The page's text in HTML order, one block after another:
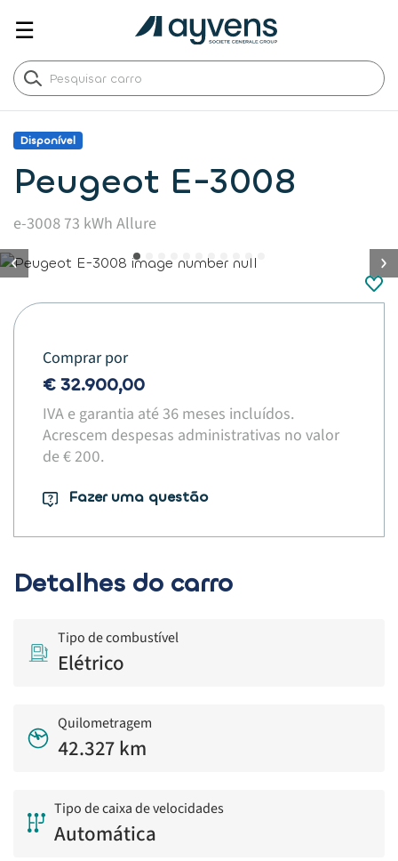
☰
Disponível
Peugeot E-3008
e-3008 73 kWh Allure
button.previous
Comprar por
€ 32.900,00
IVA e garantia até 36 meses incluídos.
Acrescem despesas administrativas no valor
de € 200.​
Fazer uma questão
Detalhes do carro
Tipo de combustível
Elétrico
Quilometragem
42.327 km
Tipo de caixa de velocidades
Automática